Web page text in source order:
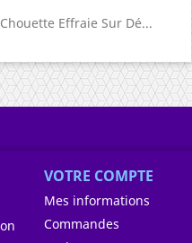
Chouette Effraie Sur Dé...
Aperçu rapide
VOTRE COMPTE
Mes informations
Commandes